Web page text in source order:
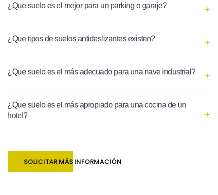
¿Que suelo es el mejor para un parking o garaje?
¿Que tipos de suelos antideslizantes existen?
¿Que suelo es el más adecuado para una nave industrial?
¿Que suelo es el más apropiado para una cocina de un
hotel?
SOLICITAR MÁS INFORMACIÓN